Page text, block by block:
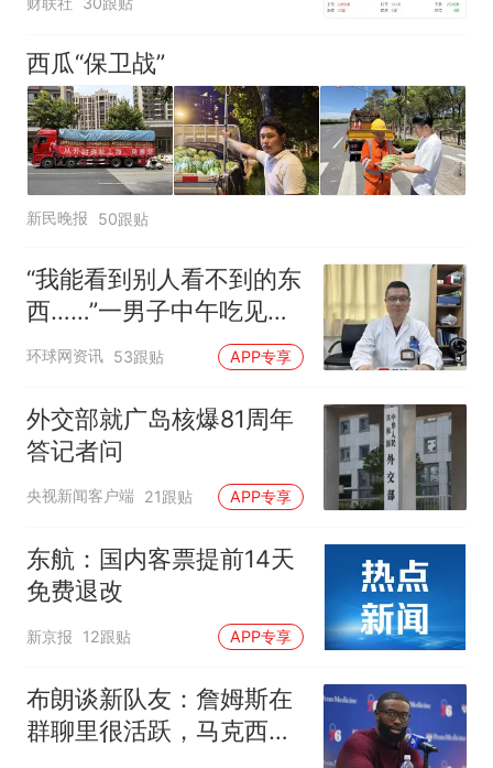
西瓜“保卫战”
新民晚报 50跟贴
“我能看到别人看不到的东
西……”一男子中午吃见手
青没事，晚上再吃却出现
幻觉被紧急送医！
环球网资讯 53跟贴 APP专享
外交部就广岛核爆81周年
答记者问
央视新闻客户端 21跟贴 APP专享
东航：国内客票提前14天
免费退改
新京报 12跟贴 APP专享
布朗谈新队友：詹姆斯在
群聊里很活跃，马克西最